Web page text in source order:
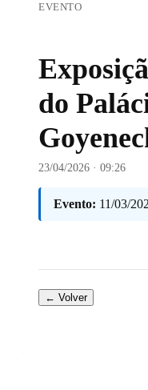
EVENTO
do
23/04/2026 · 09:26
Evento: 11/03/
← Volver